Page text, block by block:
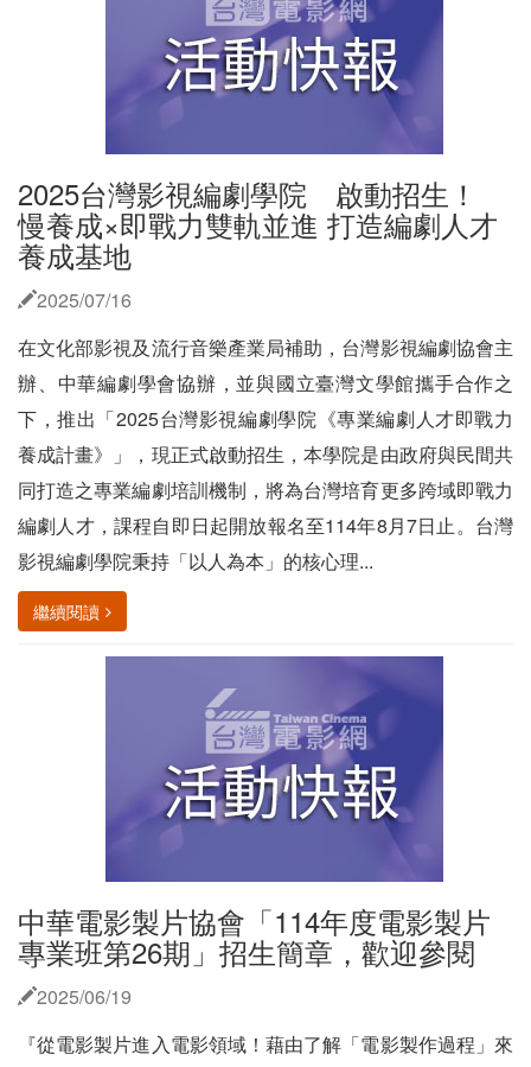
2025台灣影視編劇學院 啟動招生！
慢養成×即戰力雙軌並進 打造編劇人才
養成基地
2025/07/16
在文化部影視及流行音樂產業局補助，台灣影視編劇協會主
辦、中華編劇學會協辦，並與國立臺灣文學館攜手合作之
下，推出「2025台灣影視編劇學院《專業編劇人才即戰力
養成計畫》」，現正式啟動招生，本學院是由政府與民間共
同打造之專業編劇培訓機制，將為台灣培育更多跨域即戰力
編劇人才，課程自即日起開放報名至114年8月7日止。台灣
影視編劇學院秉持「以人為本」的核心理...
繼續閱讀
中華電影製片協會「114年度電影製片
專業班第26期」招生簡章，歡迎參閱
2025/06/19
『從電影製片進入電影領域！藉由了解「電影製作過程」來